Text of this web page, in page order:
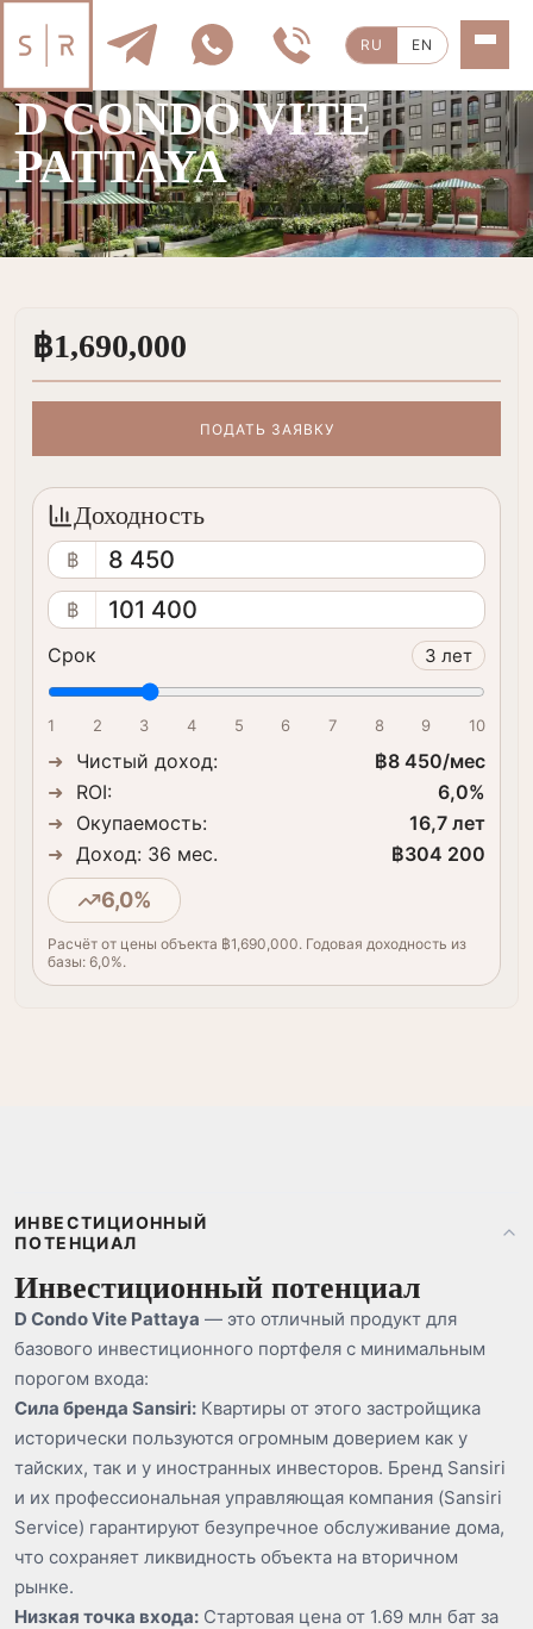
RU EN
ПРОЕКТ
D CONDO VITE
PATTAYA
฿1,690,000
ПОДАТЬ ЗАЯВКУ
Доходность
฿ 8 450
฿ 101 400
Срок 3 лет
1 2 3 4 5 6 7 8 9 10
Чистый доход: ฿8 450/мес
ROI:
6,0%
Окупаемость: 16,7 лет
Доход: 36 мес.
฿304 200
6,0%
Расчёт от цены объекта ฿1,690,000. Годовая доходность из
базы: 6,0%.
ИНВЕСТИЦИОННЫЙ
ПОТЕНЦИАЛ
Инвестиционный потенциал
D Condo Vite Pattaya — это отличный продукт для
базового инвестиционного портфеля с минимальным
порогом входа:
Сила бренда Sansiri: Квартиры от этого застройщика
исторически пользуются огромным доверием как у
тайских, так и у иностранных инвесторов. Бренд Sansiri
и их профессиональная управляющая компания (Sansiri
Service) гарантируют безупречное обслуживание дома,
что сохраняет ликвидность объекта на вторичном
рынке.
Низкая точка входа: Стартовая цена от 1.69 млн бат за